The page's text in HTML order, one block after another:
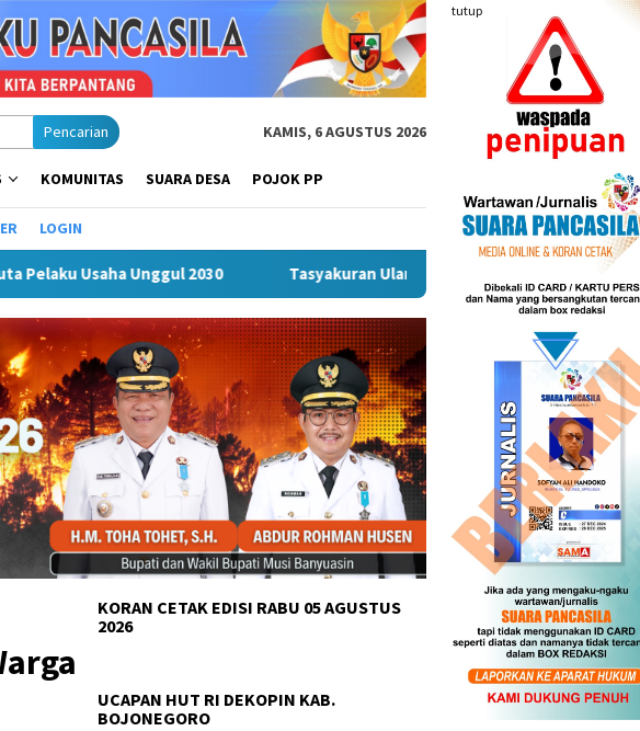
tutup
Pencarian KAMIS, 6 AGUSTUS 2026
KOMUNITAS SUARA DESA POJOK PP
LOGIN
2030 Tasyakuran Ulang Tahun Tommy Johan Agusta Warnai Launching
KORAN CETAK EDISI RABU 05 AGUSTUS
2026
UCAPAN HUT RI DEKOPIN KAB.
BOJONEGORO